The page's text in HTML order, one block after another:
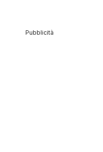
Pubblicità